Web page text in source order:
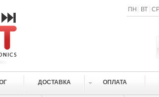
ПН ВТ
ДОСТАВКА ОПЛАТА